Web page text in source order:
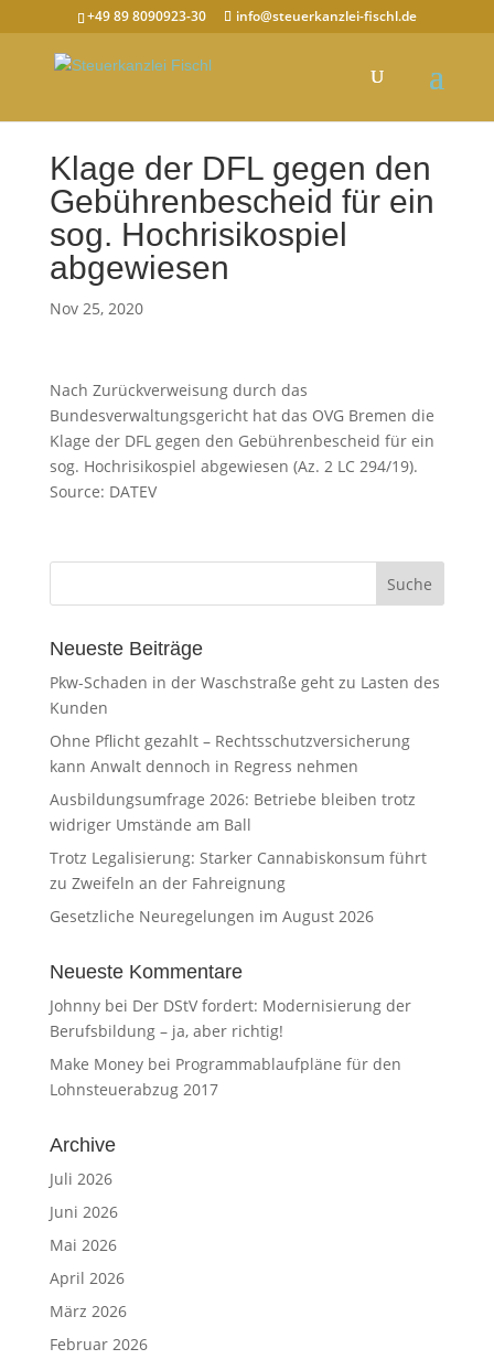
+49 89 8090923-30 info@steuerkanzlei-fischl.de
Klage der DFL gegen den
Gebührenbescheid für ein
sog. Hochrisikospiel
abgewiesen
Nov 25, 2020
Nach Zurückverweisung durch das
Bundesverwaltungsgericht hat das OVG Bremen die
Klage der DFL gegen den Gebührenbescheid für ein
sog. Hochrisikospiel abgewiesen (Az. 2 LC 294/19).
Source: DATEV
Neueste Beiträge
Pkw-Schaden in der Waschstraße geht zu Lasten des
Kunden
Ohne Pflicht gezahlt – Rechtsschutzversicherung
kann Anwalt dennoch in Regress nehmen
Ausbildungsumfrage 2026: Betriebe bleiben trotz
widriger Umstände am Ball
Trotz Legalisierung: Starker Cannabiskonsum führt
zu Zweifeln an der Fahreignung
Gesetzliche Neuregelungen im August 2026
Neueste Kommentare
Johnnybei Der DStV fordert: Modernisierung der
Berufsbildung – ja, aber richtig!
Make Moneybei Programmablaufpläne für den
Lohnsteuerabzug 2017
Archive
Juli 2026
Juni 2026
Mai 2026
April 2026
März 2026
Februar 2026